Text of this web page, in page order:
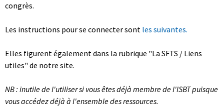
congrès.
Les instructions pour se connecter sont les suivantes.
Elles figurent également dans la rubrique "La SFTS / Liens
utiles" de notre site.
NB : inutile de l'utiliser si vous êtes déjà membre de l'ISBT puisque
vous accédez déjà à l'ensemble des ressources.